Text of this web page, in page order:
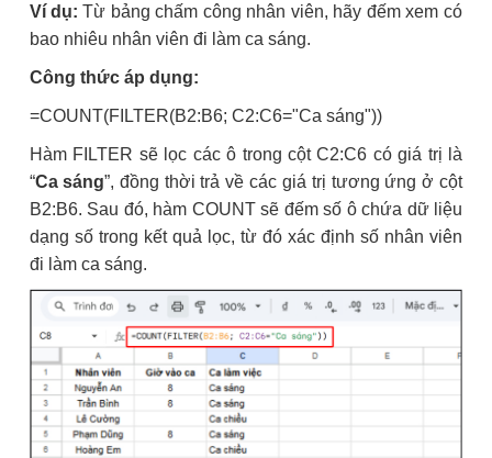
Ví dụ: Từ bảng chấm công nhân viên, hãy đếm xem có
bao nhiêu nhân viên đi làm ca sáng.
Công thức áp dụng:
=COUNT(FILTER(B2:B6; C2:C6="Ca sáng"))
Hàm FILTER sẽ lọc các ô trong cột C2:C6 có giá trị là
“Ca sáng”, đồng thời trả về các giá trị tương ứng ở cột
B2:B6. Sau đó, hàm COUNT sẽ đếm số ô chứa dữ liệu
dạng số trong kết quả lọc, từ đó xác định số nhân viên
đi làm ca sáng.